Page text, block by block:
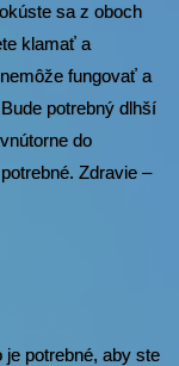
sa z oboch
klamať a
fungovať a
potrebný dlhší
do
Zdravie –
potrebné, aby ste